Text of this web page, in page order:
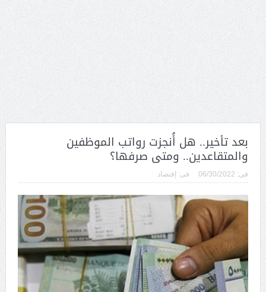
بعد تأخير.. هل أُنجزت رواتب الموظفين
والمتقاعدين.. ومتى صرفها؟
فى: 06/30/2022 فى: إقتصاد